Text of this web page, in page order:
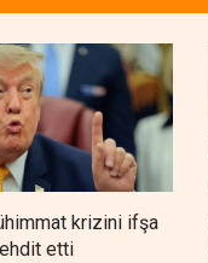
krizini ifşa
etti